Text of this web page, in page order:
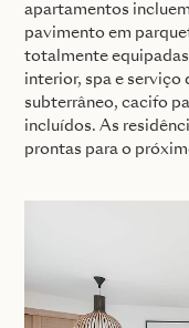
apartamentos
pavimento em
totalmente
interior, spa e serviço
subterrâneo, cacifo
incluídos. As
prontas para o